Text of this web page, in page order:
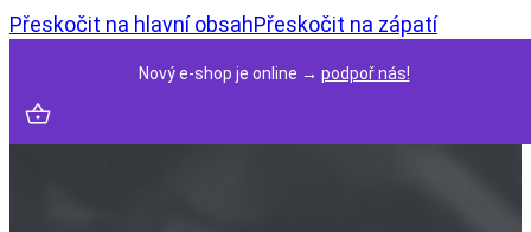
Přeskočit na hlavní obsahPřeskočit na zápatí
Nový e-shop je online → podpoř nás!